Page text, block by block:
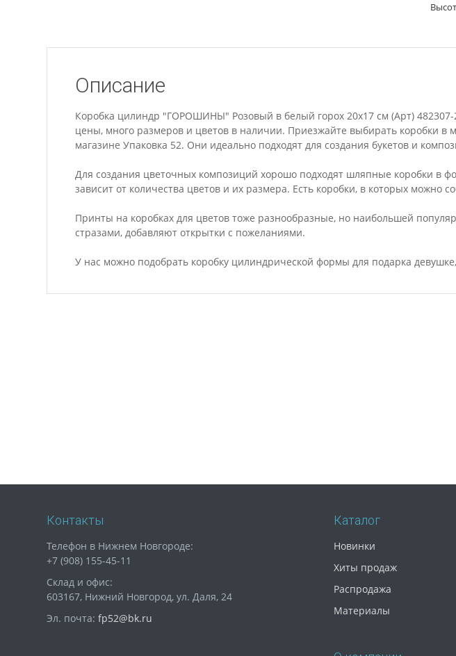
Описание
Коробка цилиндр "ГОРОШИНЫ" Розовый в белый горох 20х17 см (Арт)
цены, много размеров и цветов в наличии. Приезжайте выбирать коробки
магазине Упаковка 52. Они идеально подходят для создания букетов и
Для создания цветочных композиций хорошо подходят шляпные коробки в
зависит от количества цветов и их размера. Есть коробки, в которых можно
Принты на коробках для цветов тоже разнообразные, но наибольшей
стразами, добавляют открытки с пожеланиями.
У нас можно подобрать коробку цилиндрической формы для подарка
Контакты
Телефон в Нижнем Новгороде:
+7 (908) 155-45-11
Склад и офис:
603167, Нижний Новгород, ул. Даля, 24
Эл. почта: fp52@bk.ru
Каталог
Новинки
Хиты продаж
Распродажа
Материалы